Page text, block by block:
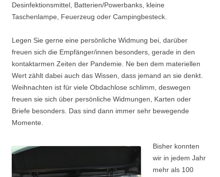
Desinfektionsmittel, Batterien/Powerbanks, kleine
Taschenlampe, Feuerzeug oder Campingbesteck.
Legen Sie gerne eine persönliche Widmung bei, darüber
freuen sich die Empfänger/innen besonders, gerade in den
kontaktarmen Zeiten der Pandemie. Ne ben dem materiellen
Wert zählt dabei auch das Wissen, dass jemand an sie denkt.
Weihnachten ist für viele Obdachlose schlimm, deswegen
freuen sie sich über persönliche Widmungen, Karten oder
Briefe besonders. Das sind dann immer sehr bewegende
Momente.
Bisher konnten
wir in jedem Jahr
mehr als 100